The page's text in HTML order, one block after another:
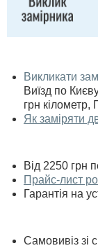
Викликати
Виїзд по
грн
Як заміряти
Від 2250 грн
Прайс-лист
Гарантія на
Самовивіз зі